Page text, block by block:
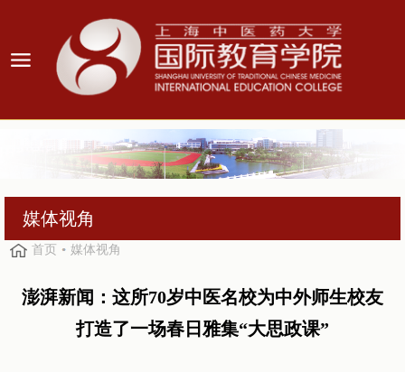
媒体视角
首页 媒体视角
澎湃新闻：这所70岁中医名校为中外师生校友
打造了一场春日雅集“大思政课”